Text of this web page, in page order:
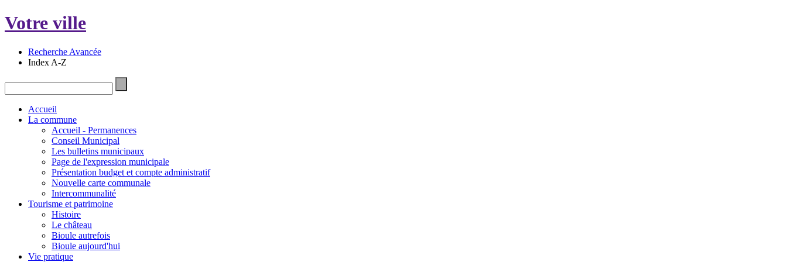
Votre ville
Recherche Avancée
Index A-Z
Accueil
La commune
Accueil - Permanences
Conseil Municipal
Les bulletins municipaux
Page de l'expression municipale
Présentation budget et compte administratif
Nouvelle carte communale
Intercommunalité
Tourisme et patrimoine
Histoire
Le château
Bioule autrefois
Bioule aujourd'hui
Vie pratique